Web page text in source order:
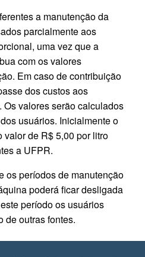
a manutenção da
parcialmente aos
uma vez que a
com os valores
Em caso de contribuição
dos custos aos
valores serão calculados
usuários. Inicialmente o
de R$ 5,00 por litro
a UFPR.
os períodos de manutenção
poderá ficar desligada
período os usuários
de outras fontes.